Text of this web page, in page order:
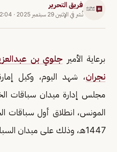
فريق التحرير
نُشر في الإثنين 29 سبتمبر 2025 ·
برعاية الأمير جلوي بن
نجران، شهد اليوم، وكيل
مجلس إدارة ميدان سباقات
المونس، انطلاق أول سباقات
1447هـ، وذلك على ميدان السباقات بنجران.